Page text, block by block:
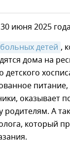
июня 2025
детей ,
дома на
питание,
оказывает
А
который